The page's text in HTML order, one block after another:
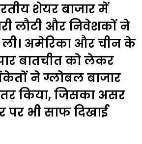
शेयर बाजार में
लौटी और निवेशकों ने
ली। अमेरिका और चीन के
बातचीत को लेकर
ने ग्लोबल बाजार
किया, जिसका असर
पर भी साफ दिखाई